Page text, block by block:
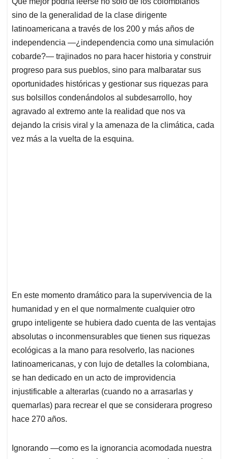
s
A
p
p
b
o
o
k
e
d
I
n
l
a
d
s
sino de la generalidad de la clase dirigente
latinoamericana a través de los 200 y más años de
independencia —¿independencia como una simulación
cobarde?— trajinados no para hacer historia y construir
progreso para sus pueblos, sino para malbaratar sus
oportunidades históricas y gestionar sus riquezas para
sus bolsillos condenándolos al subdesarrollo, hoy
agravado al extremo ante la realidad que nos va
dejando la crisis viral y la amenaza de la climática, cada
vez más a la vuelta de la esquina.
En este momento dramático para la supervivencia de la
humanidad y en el que normalmente cualquier otro
grupo inteligente se hubiera dado cuenta de las ventajas
absolutas o inconmensurables que tienen sus riquezas
ecológicas a la mano para resolverlo, las naciones
latinoamericanas, y con lujo de detalles la colombiana,
se han dedicado en un acto de improvidencia
injustificable a alterarlas (cuando no a arrasarlas y
quemarlas) para recrear el que se considerara progreso
hace 270 años.
Ignorando —como es la ignorancia acomodada nuestra